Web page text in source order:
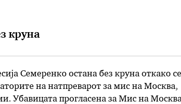
круна
Семеренко остана без круна откако се
на натпреварот за мис на Москва,
Убавицата прогласена за Мис на